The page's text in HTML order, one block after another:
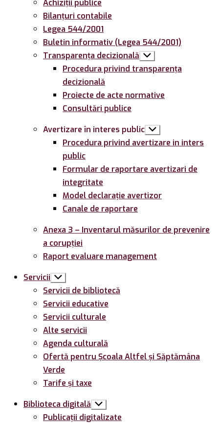
Achiziții publice
Bilanțuri contabile
Legea 544/2001
Buletin informativ (Legea 544/2001)
Transparența decizională Arată
submeniul
Procedura privind transparența
decizională
Proiecte de acte normative
Consultări publice
Avertizare în interes public Arată
submeniul
Procedura privind avertizare in inters
public
Formular de raportare avertizari de
integritate
Model declarație avertizor
Canale de raportare
Anexa 3 – Inventarul măsurilor de prevenire
a corupției
Raport evaluare management
Servicii Arată
submeniul
Servicii de bibliotecă
Servicii educative
Servicii culturale
Alte servicii
Agenda culturală
Ofertă pentru Şcoala Altfel și Săptămâna
Verde
Tarife și taxe
Biblioteca digitală Arată
submeniul
Publicații digitalizate